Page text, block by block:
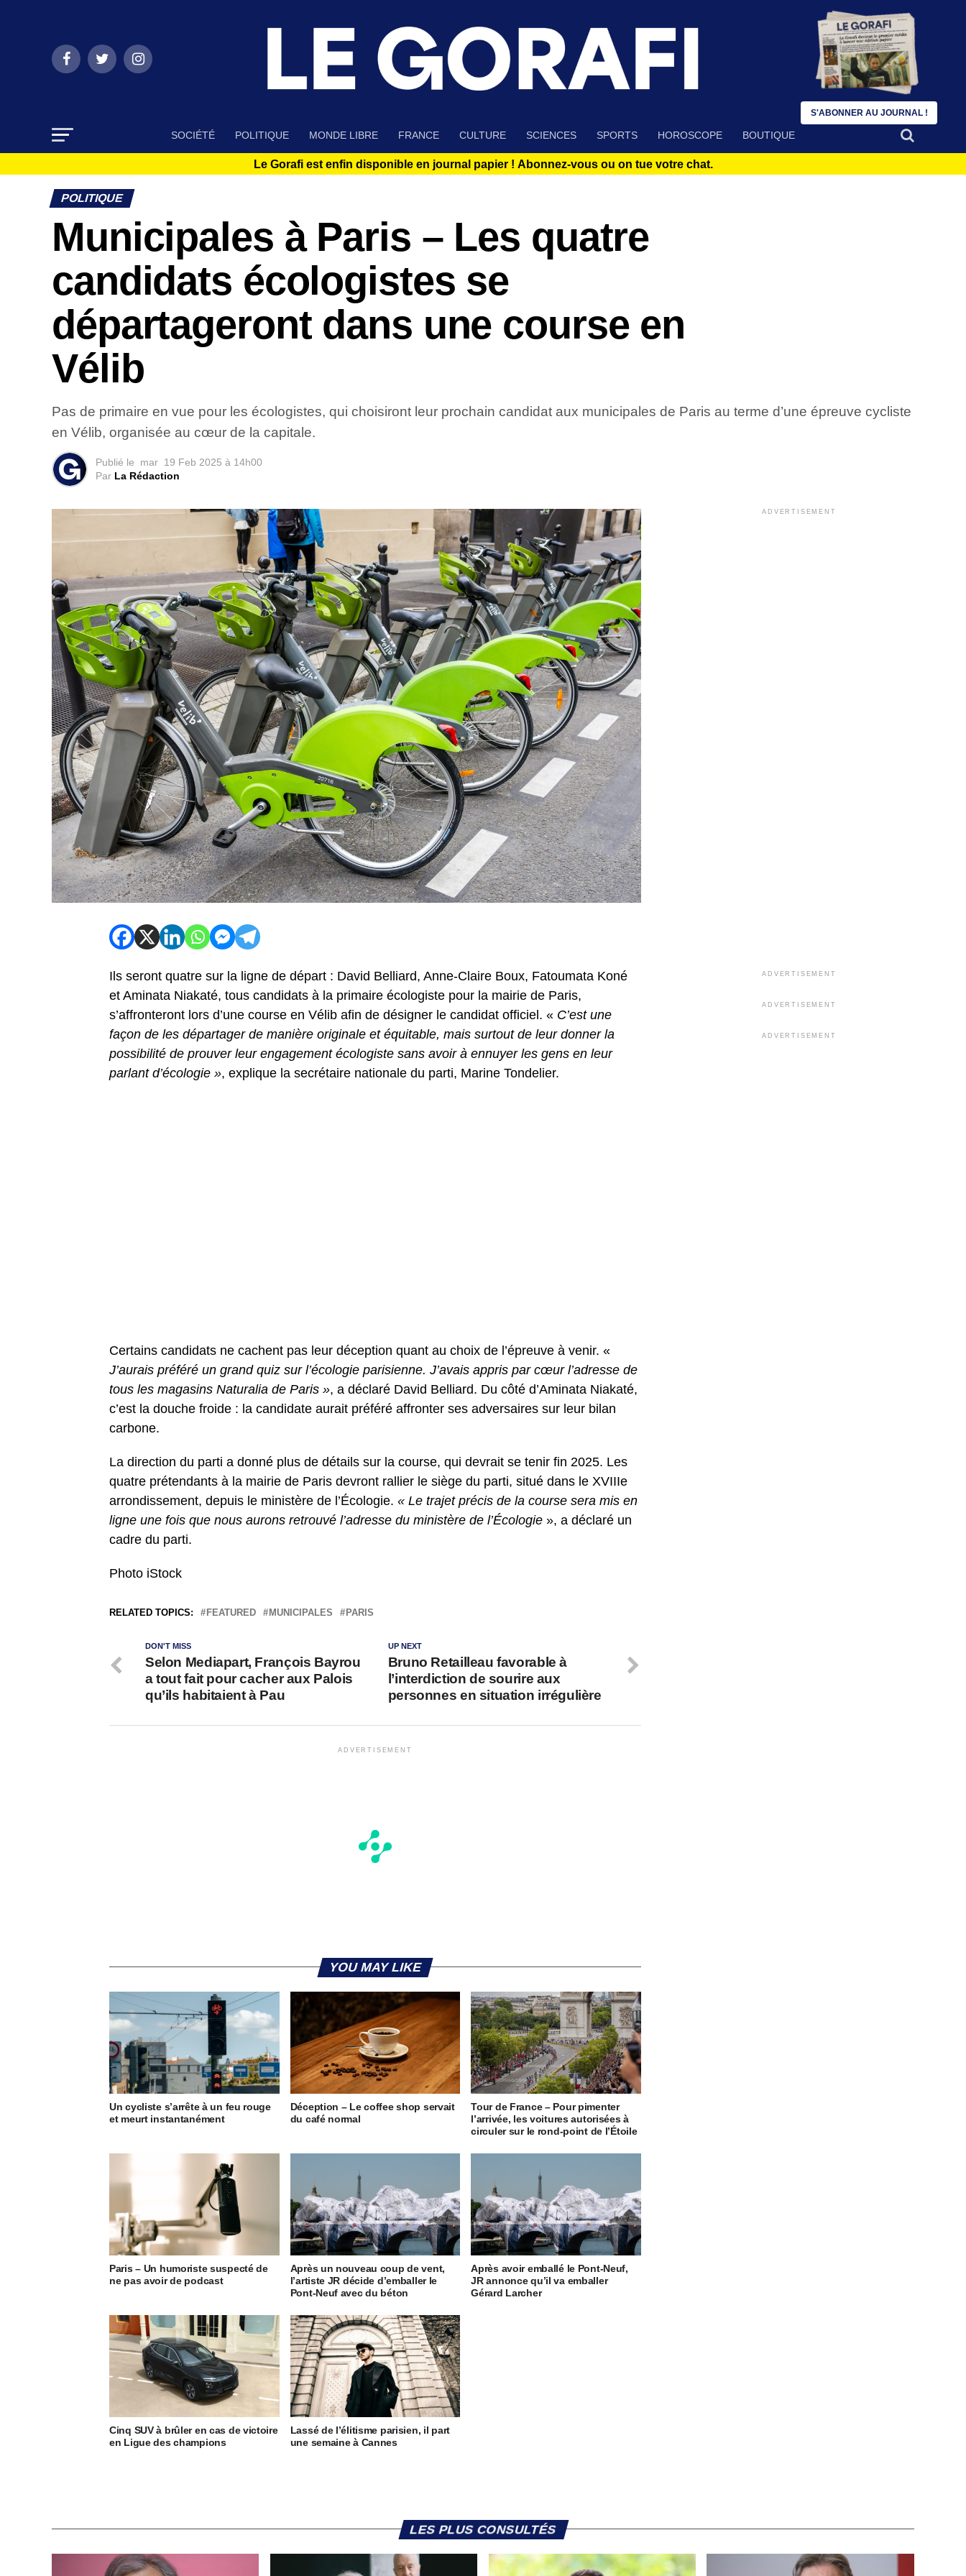
SOCIÉTÉ POLITIQUE MONDE LIBRE FRANCE CULTURE SCIENCES SPORTS HOROSCOPE BOUTIQUE
Le Gorafi est enfin disponible en journal papier ! Abonnez-vous ou on tue votre chat.
POLITIQUE
Municipales à Paris – Les quatre
candidats écologistes se
départageront dans une course en
Vélib
Pas de primaire en vue pour les écologistes, qui choisiront leur prochain candidat aux municipales de Paris au terme d’une épreuve cycliste
en Vélib, organisée au cœur de la capitale.
Publié le mar 19 Feb 2025 à 14h00
Par La Rédaction
Ils seront quatre sur la ligne de départ : David Belliard, Anne-Claire Boux, Fatoumata Koné
et Aminata Niakaté, tous candidats à la primaire écologiste pour la mairie de Paris,
s’affronteront lors d’une course en Vélib afin de désigner le candidat officiel. « C’est une
façon de les départager de manière originale et équitable, mais surtout de leur donner la
possibilité de prouver leur engagement écologiste sans avoir à ennuyer les gens en leur
parlant d’écologie », explique la secrétaire nationale du parti, Marine Tondelier.
Certains candidats ne cachent pas leur déception quant au choix de l’épreuve à venir. «
J’aurais préféré un grand quiz sur l’écologie parisienne. J’avais appris par cœur l’adresse de
tous les magasins Naturalia de Paris », a déclaré David Belliard. Du côté d’Aminata Niakaté,
c’est la douche froide : la candidate aurait préféré affronter ses adversaires sur leur bilan
carbone.
La direction du parti a donné plus de détails sur la course, qui devrait se tenir fin 2025. Les
quatre prétendants à la mairie de Paris devront rallier le siège du parti, situé dans le XVIIIe
arrondissement, depuis le ministère de l’Écologie. « Le trajet précis de la course sera mis en
ligne une fois que nous aurons retrouvé l’adresse du ministère de l’Écologie », a déclaré un
cadre du parti.
Photo iStock
RELATED TOPICS: FEATURED MUNICIPALES PARIS
UP NEXT
Bruno Retailleau favorable à
l’interdiction de sourire aux
personnes en situation irrégulière
DON'T MISS
Selon Mediapart, François Bayrou
a tout fait pour cacher aux Palois
qu’ils habitaient à Pau
ADVERTISEMENT
YOU MAY LIKE
Un cycliste s’arrête à un feu rouge
et meurt instantanément
Déception – Le coffee shop servait
du café normal
Tour de France – Pour pimenter
l’arrivée, les voitures autorisées à
circuler sur le rond-point de l’Étoile
Paris – Un humoriste suspecté de
ne pas avoir de podcast
Après un nouveau coup de vent,
l’artiste JR décide d’emballer le
Pont-Neuf avec du béton
Après avoir emballé le Pont-Neuf,
JR annonce qu’il va emballer
Gérard Larcher
Cinq SUV à brûler en cas de victoire
en Ligue des champions
Lassé de l’élitisme parisien, il part
une semaine à Cannes
ADVERTISEMENT
ADVERTISEMENT
ADVERTISEMENT
ADVERTISEMENT
LES PLUS CONSULTÉS
S'ABONNER AU JOURNAL !